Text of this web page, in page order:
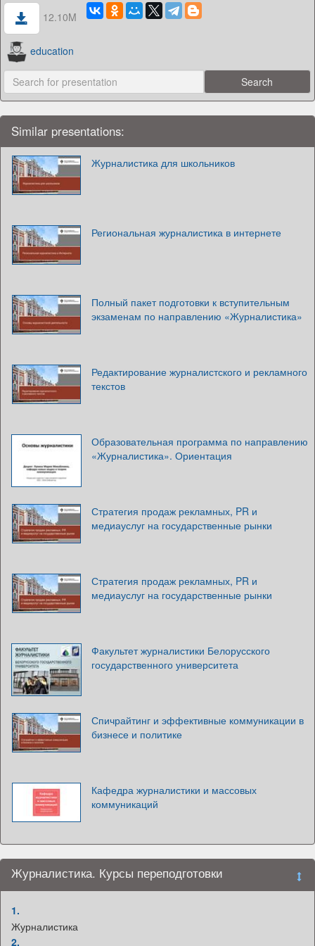
12.10M
education
Similar presentations:
Журналистика для школьников
Региональная журналистика в интернете
Полный пакет подготовки к вступительным
экзаменам по направлению «Журналистика»
Редактирование журналистского и рекламного
текстов
Образовательная программа по направлению
«Журналистика». Ориентация
Стратегия продаж рекламных, PR и
медиауслуг на государственные рынки
Стратегия продаж рекламных, PR и
медиауслуг на государственные рынки
Факультет журналистики Белорусского
государственного университета
Спичрайтинг и эффективные коммуникации в
бизнесе и политике
Кафедра журналистики и массовых
коммуникаций
Журналистика. Курсы переподготовки
1.
Журналистика
2.